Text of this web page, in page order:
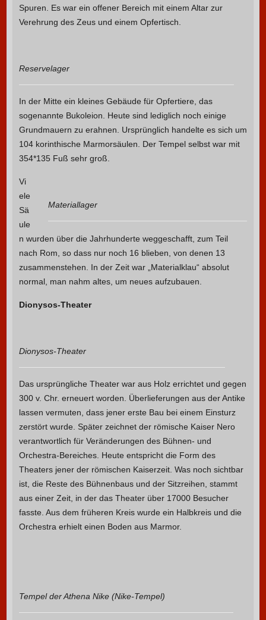
Spuren. Es war ein offener Bereich mit einem Altar zur
Verehrung des Zeus und einem Opfertisch.
Reservelager
In der Mitte ein kleines Gebäude für Opfertiere, das
sogenannte Bukoleion. Heute sind lediglich noch einige
Grundmauern zu erahnen. Ursprünglich handelte es sich um
104 korinthische Marmorsäulen. Der Tempel selbst war mit
354*135 Fuß sehr groß.
Materiallager
Vi
ele
Sä
ule
n wurden über die Jahrhunderte weggeschafft, zum Teil
nach Rom, so dass nur noch 16 blieben, von denen 13
zusammenstehen. In der Zeit war „Materialklau“ absolut
normal, man nahm altes, um neues aufzubauen.
Dionysos-Theater
Dionysos-Theater
Das ursprüngliche Theater war aus Holz errichtet und gegen
300 v. Chr. erneuert worden. Überlieferungen aus der Antike
lassen vermuten, dass jener erste Bau bei einem Einsturz
zerstört wurde. Später zeichnet der römische Kaiser Nero
verantwortlich für Veränderungen des Bühnen- und
Orchestra-Bereiches. Heute entspricht die Form des
Theaters jener der römischen Kaiserzeit. Was noch sichtbar
ist, die Reste des Bühnenbaus und der Sitzreihen, stammt
aus einer Zeit, in der das Theater über 17000 Besucher
fasste. Aus dem früheren Kreis wurde ein Halbkreis und die
Orchestra erhielt einen Boden aus Marmor.
Tempel der Athena Nike (Nike-Tempel)